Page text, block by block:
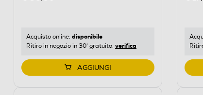
Acquisto online: disponibile
Ritiro in negozio in 30' gratuito: verifica
AGGIUNGI